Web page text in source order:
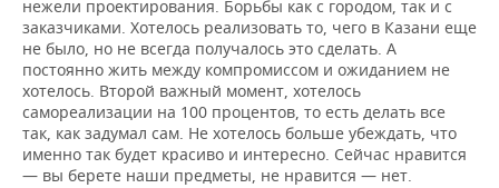
нежели проектирования. Борьбы как с городом, так и с
заказчиками. Хотелось реализовать то, чего в Казани еще
не было, но не всегда получалось это сделать. А
постоянно жить между компромиссом и ожиданием не
хотелось. Второй важный момент, хотелось
самореализации на 100 процентов, то есть делать все
так, как задумал сам. Не хотелось больше убеждать, что
именно так будет красиво и интересно. Сейчас нравится
— вы берете наши предметы, не нравится — нет.